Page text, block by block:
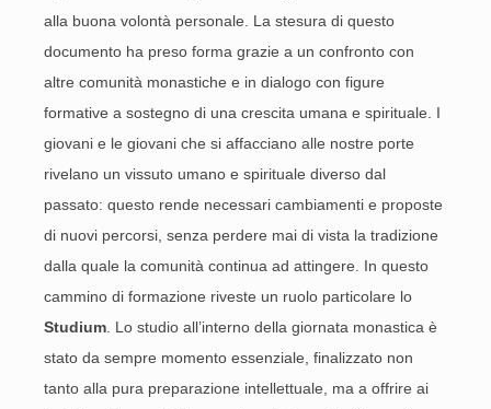
alla buona volontà personale. La stesura di questo
documento ha preso forma grazie a un confronto con
altre comunità monastiche e in dialogo con figure
formative a sostegno di una crescita umana e spirituale. I
giovani e le giovani che si affacciano alle nostre porte
rivelano un vissuto umano e spirituale diverso dal
passato: questo rende necessari cambiamenti e proposte
di nuovi percorsi, senza perdere mai di vista la tradizione
dalla quale la comunità continua ad attingere. In questo
cammino di formazione riveste un ruolo particolare lo
Studium . Lo studio all’interno della giornata monastica è
stato da sempre momento essenziale, finalizzato non
tanto alla pura preparazione intellettuale, ma a offrire ai